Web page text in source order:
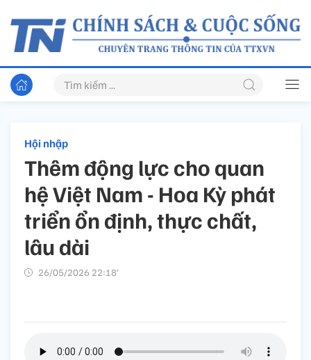
Hội nhập
Thêm động lực cho quan
hệ Việt Nam - Hoa Kỳ phát
triển ổn định, thực chất,
lâu dài
26/05/2026 22:18’